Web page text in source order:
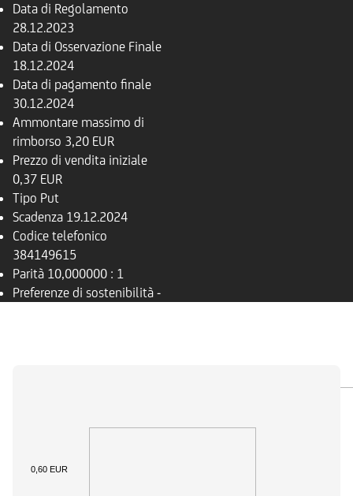
Data di Regolamento
28.12.2023
Data di Osservazione Finale
18.12.2024
Data di pagamento finale
30.12.2024
Ammontare massimo di
rimborso 3,20 EUR
Prezzo di vendita iniziale
0,37 EUR
Tipo Put
Scadenza 19.12.2024
Codice telefonico
384149615
Parità 10,000000 : 1
Preferenze di sostenibilità -
0,60 EUR